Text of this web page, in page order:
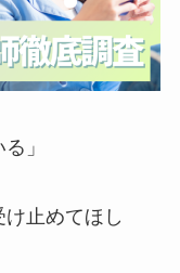
」
け止めてほし